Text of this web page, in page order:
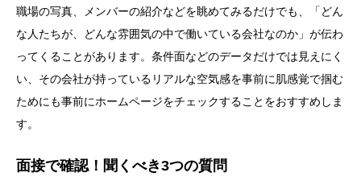
職場の写真、メンバーの紹介などを眺めてみるだけでも、「どん
な人たちが、どんな雰囲気の中で働いている会社なのか」が伝わ
ってくることがあります。条件面などのデータだけでは見えにく
い、その会社が持っているリアルな空気感を事前に肌感覚で掴む
ためにも事前にホームページをチェックすることをおすすめしま
す。
面接で確認！聞くべき3つの質問